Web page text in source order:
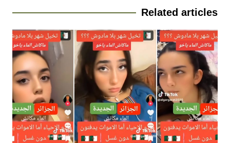
Related articles